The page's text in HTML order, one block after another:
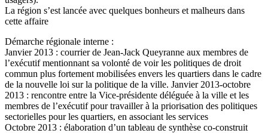
La région s’est lancée avec quelques bonheurs et malheurs dans
cette affaire
Démarche régionale interne :
Janvier 2013 : courrier de Jean-Jack Queyranne aux membres de
l’exécutif mentionnant sa volonté de voir les politiques de droit
commun plus fortement mobilisées envers les quartiers dans le cadre
de la nouvelle loi sur la politique de la ville. Janvier 2013-octobre
2013 : rencontre entre la Vice-présidente déléguée à la ville et les
membres de l’exécutif pour travailler à la priorisation des politiques
sectorielles pour les quartiers, en associant les services
Octobre 2013 : élaboration d’un tableau de synthèse co-construit